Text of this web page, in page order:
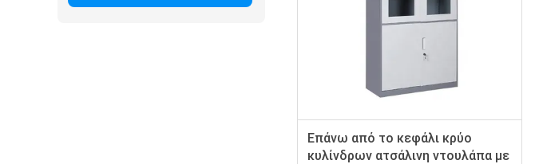
Επάνω από το κεφάλι κρύο
κυλίνδρων ατσάλινη ντουλάπα με